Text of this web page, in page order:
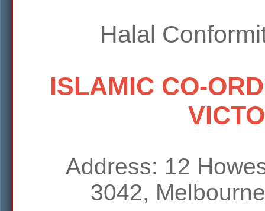
Halal
ISLAMIC CO-
Address: 12
3042,